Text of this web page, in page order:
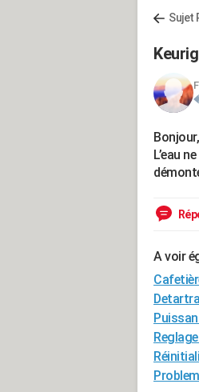
Sujet
Bonjour,
L’eau
A voir